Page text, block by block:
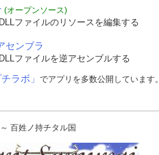
(オープンソース)
ファイルのリソースを編集する
センブラ
ファイルを逆アセンブルする
チラボ」 でアプリを多数公開しています。
百姓ノ持チタル国